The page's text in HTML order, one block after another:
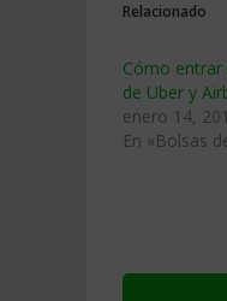
Relacionado
Cómo entrar
de Uber y
enero 14,
En «Bolsas